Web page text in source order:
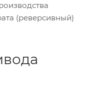
(реверсивный)